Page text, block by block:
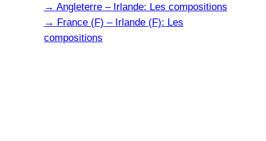
→ Angleterre – Irlande: Les compositions
→ France (F) – Irlande (F): Les
compositions